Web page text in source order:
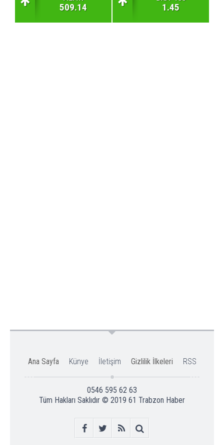
509.14 1.45
Ana Sayfa Künye İletişim Gizlilik İlkeleri RSS
0546 595 62 63
Tüm Hakları Saklıdır © 2019 61 Trabzon Haber